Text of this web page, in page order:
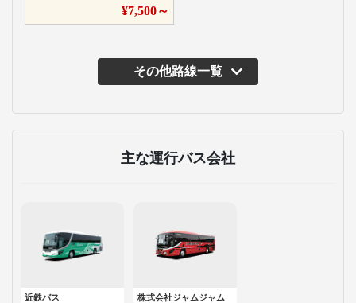
¥7,500～
その他路線一覧
主な運行バス会社
近鉄バス
株式会社ジャムジャム